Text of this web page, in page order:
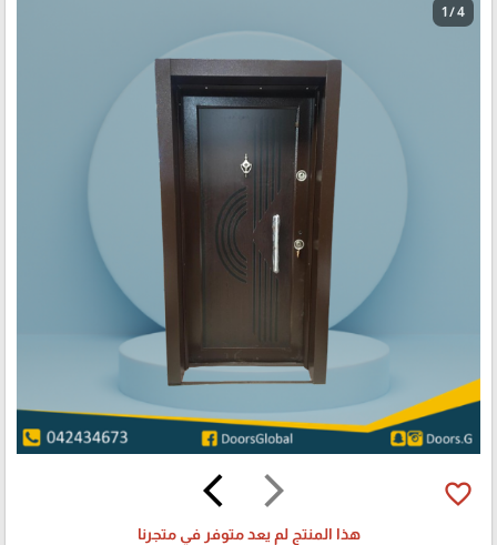
1 / 4
arrow_forward_ios
arrow_back_ios favorite_border
هذا المنتج لم يعد متوفر في متجرنا